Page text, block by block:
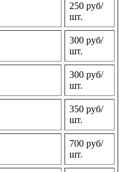
250 руб/
шт.
300 руб/
шт.
300 руб/
шт.
350 руб/
шт.
700 руб/
шт.